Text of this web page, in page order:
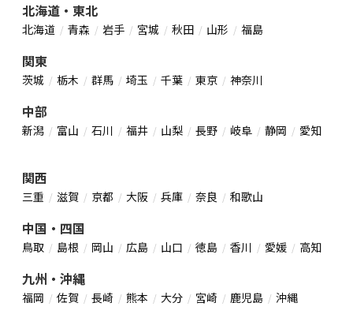
北海道・東北
北海道 青森 岩手 宮城 秋田 山形 福島
関東
茨城 栃木 群馬 埼玉 千葉 東京 神奈川
中部
新潟 富山 石川 福井 山梨 長野 岐阜 静岡 愛知
関西
三重 滋賀 京都 大阪 兵庫 奈良 和歌山
中国・四国
鳥取 島根 岡山 広島 山口 徳島 香川 愛媛 高知
九州・沖縄
福岡 佐賀 長崎 熊本 大分 宮崎 鹿児島 沖縄